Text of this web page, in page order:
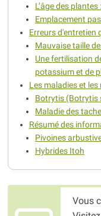
L’âge des
Emplacement
Erreurs d'entretien
Mauvaise taille
Une fertilisation
potassium et de
Les maladies et
Botrytis (Botrytis
Maladie des
Résumé des
Pivoines
Hybrides Itoh
Vous